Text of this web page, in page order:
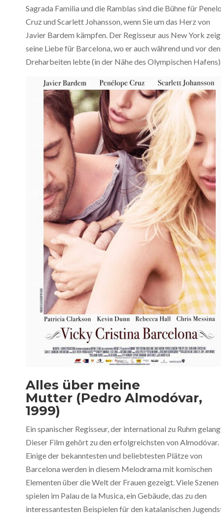
Sagrada Familia und die Ramblas sind die Bühne für
Cruz und Scarlett Johansson, wenn Sie um das Herz von
Javier Bardem kämpfen. Der Regisseur aus New York
seine Liebe für Barcelona, wo er auch während und vor den
Dreharbeiten lebte (in der Nähe des Olympischen
Alles über meine
Mutter (Pedro Almodóvar,
1999)
Ein spanischer Regisseur, der international zu Ruhm
Dieser Film gehört zu den erfolgreichsten von Almodóvar.
Einige der bekanntesten und beliebtesten Plätze von
Barcelona werden in diesem Melodrama mit komischen
Elementen über die Welt der Frauen gezeigt. Viele Szenen
spielen im Palau de la Musica, ein Gebäude, das zu den
interessantesten Beispielen für den katalanischen